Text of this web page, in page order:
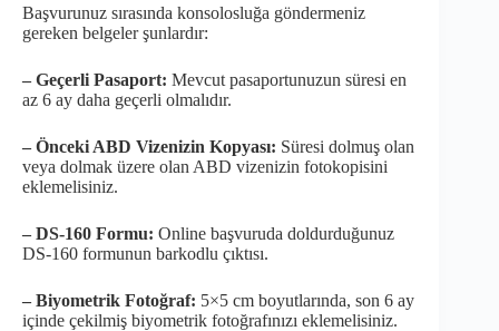
Başvurunuz sırasında konsolosluğa göndermeniz
gereken belgeler şunlardır:
– Geçerli Pasaport: Mevcut pasaportunuzun süresi en
az 6 ay daha geçerli olmalıdır.
– Önceki ABD Vizenizin Kopyası: Süresi dolmuş olan
veya dolmak üzere olan ABD vizenizin fotokopisini
eklemelisiniz.
– DS-160 Formu: Online başvuruda doldurduğunuz
DS-160 formunun barkodlu çıktısı.
– Biyometrik Fotoğraf: 5×5 cm boyutlarında, son 6 ay
içinde çekilmiş biyometrik fotoğrafınızı eklemelisiniz.